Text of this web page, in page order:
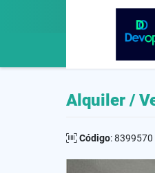
Alquiler /
Código: 8399570